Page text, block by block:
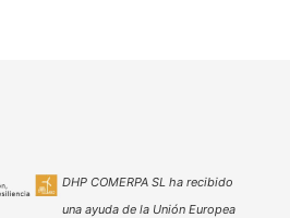
DHP COMERPA SL ha recibido
una ayuda de la Unión Europea